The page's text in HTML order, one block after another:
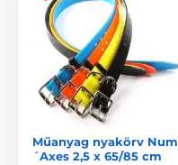
Műanyag nyakörv Num
´Axes 2,5 x 65/85 cm